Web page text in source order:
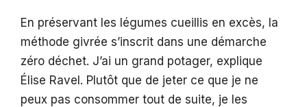
En préservant les légumes cueillis en excès, la
méthode givrée s’inscrit dans une démarche
zéro déchet. J’ai un grand potager, explique
Élise Ravel. Plutôt que de jeter ce que je ne
peux pas consommer tout de suite, je les